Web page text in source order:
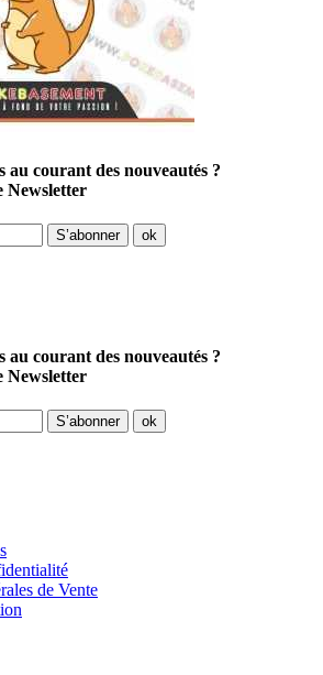
au courant des nouveautés ?
Newsletter
au courant des nouveautés ?
Newsletter
de Vente